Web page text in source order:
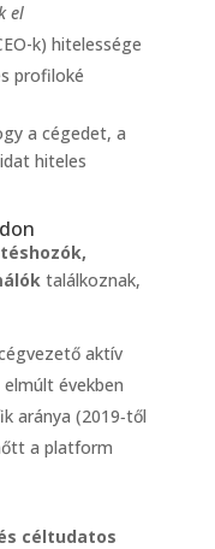
el
k) hitelessége
profiloké
a cégedet, a
hiteles
találkoznak,
aktív
években
aránya (2019‑től
a platform
céltudatos